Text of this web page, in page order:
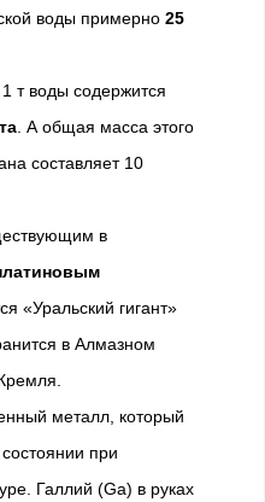
воды примерно 25
т воды содержится
. А общая масса этого
составляет 10
в
«Уральский гигант»
в Алмазном
металл, который
при
Галлий (Ga) в руках